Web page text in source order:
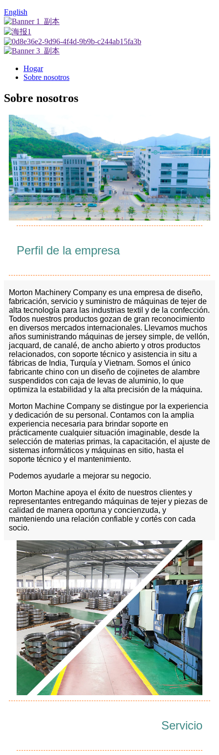
English
Hogar
Sobre nosotros
Sobre nosotros
Perfil de la empresa
Morton Machinery Company es una empresa de diseño,
fabricación, servicio y suministro de máquinas de tejer de
alta tecnología para las industrias textil y de la confección.
Todos nuestros productos gozan de gran reconocimiento
en diversos mercados internacionales. Llevamos muchos
años suministrando máquinas de jersey simple, de vellón,
jacquard, de canalé, de ancho abierto y otros productos
relacionados, con soporte técnico y asistencia in situ a
fábricas de India, Turquía y Vietnam. Somos el único
fabricante chino con un diseño de cojinetes de alambre
suspendidos con caja de levas de aluminio, lo que
optimiza la estabilidad y la alta precisión de la máquina.
Morton Machine Company se distingue por la experiencia
y dedicación de su personal. Contamos con la amplia
experiencia necesaria para brindar soporte en
prácticamente cualquier situación imaginable, desde la
selección de materias primas, la capacitación, el ajuste de
sistemas informáticos y máquinas en sitio, hasta el
soporte técnico y el mantenimiento.
Podemos ayudarle a mejorar su negocio.
Morton Machine apoya el éxito de nuestros clientes y
representantes entregando máquinas de tejer y piezas de
calidad de manera oportuna y concienzuda, y
manteniendo una relación confiable y cortés con cada
socio.
Servicio